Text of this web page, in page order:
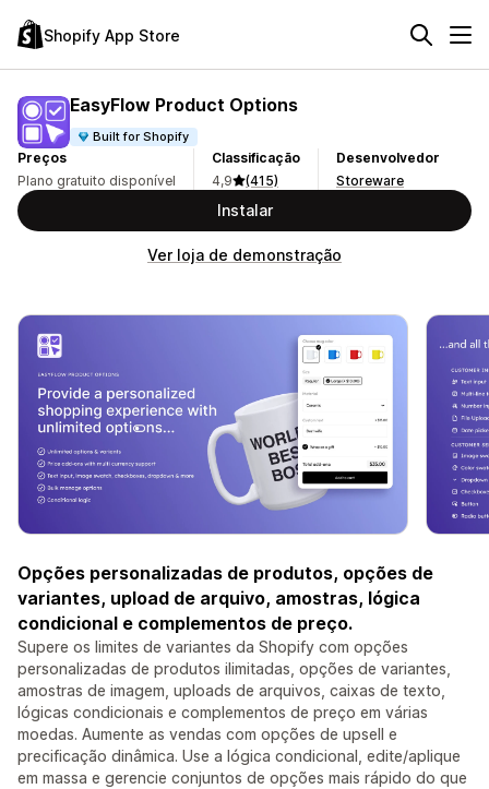
Shopify App Store
EasyFlow Product Options
Built for Shopify
Preços
Plano gratuito disponível
Classificação
4,9
(415)
Desenvolvedor
Storeware
Instalar
Ver loja de demonstração
Opções personalizadas de produtos, opções de
variantes, upload de arquivo, amostras, lógica
condicional e complementos de preço.
Supere os limites de variantes da Shopify com opções
personalizadas de produtos ilimitadas, opções de variantes,
amostras de imagem, uploads de arquivos, caixas de texto,
lógicas condicionais e complementos de preço em várias
moedas. Aumente as vendas com opções de upsell e
precificação dinâmica. Use a lógica condicional, edite/aplique
em massa e gerencie conjuntos de opções mais rápido do que